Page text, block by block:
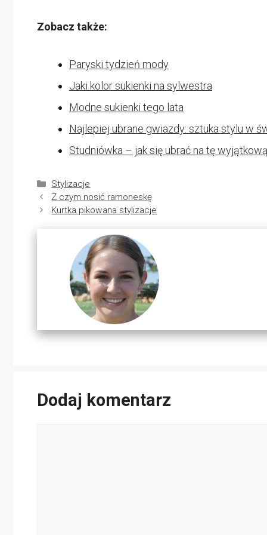
Zobacz także:
Paryski tydzień mody
Jaki kolor sukienki na sylwestra
Modne sukienki tego lata
Najlepiej ubrane gwiazdy: sztuka stylu w
Studniówka – jak się ubrać na tę
Kategorie
Stylizacje
Z czym nosić ramoneskę
Kurtka pikowana stylizacje
Dodaj komentarz